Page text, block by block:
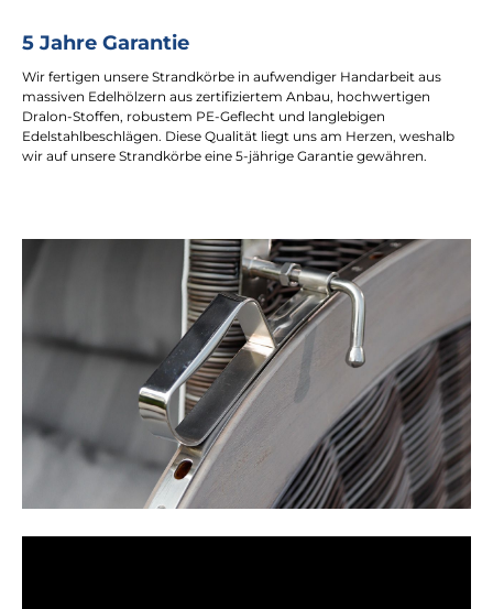
5 Jahre Garantie
Wir fertigen unsere Strandkörbe in aufwendiger Handarbeit aus
massiven Edelhölzern aus zertifiziertem Anbau, hochwertigen
Dralon-Stoffen, robustem PE-Geflecht und langlebigen
Edelstahlbeschlägen. Diese Qualität liegt uns am Herzen, weshalb
wir auf unsere Strandkörbe eine 5-jährige Garantie gewähren.